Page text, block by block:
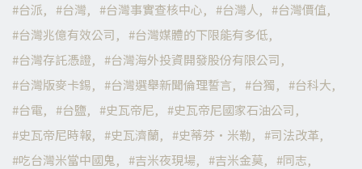
台派
台灣 台灣事實查核中心 台灣人
台灣價值
台灣兆億有效公司
台灣媒體的下限能有多低
台灣存託憑證
台灣海外投資開發股份有限公司
台灣版麥卡錫
台灣選舉新聞倫理誓言 台獨
台科大
台電
台鹽 史瓦帝尼
史瓦帝尼國家石油公司
史瓦帝尼時報
史瓦濟蘭 史蒂芬·米勒
司法改革
吃台灣米當中國鬼
吉米夜現場 吉米金莫
同志